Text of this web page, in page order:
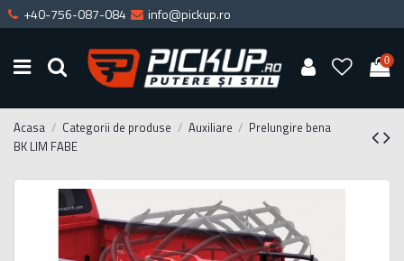
+40-756-087-084 info@pickup.ro
0
Acasa Categorii de produse Auxiliare
Prelungire bena
BK LIM FABE